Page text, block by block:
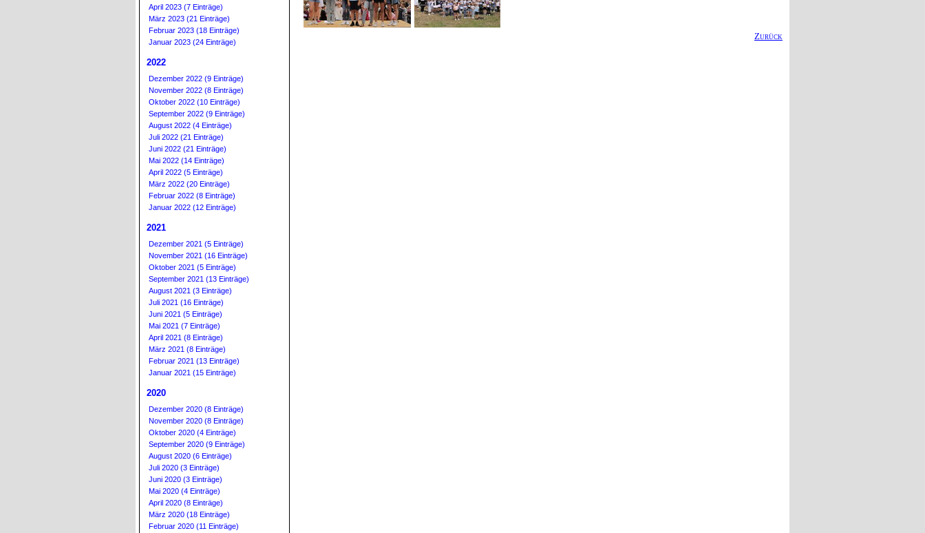
Zurück
April 2023 (7 Einträge)
März 2023 (21 Einträge)
Februar 2023 (18 Einträge)
Januar 2023 (24 Einträge)
2022
Dezember 2022 (9 Einträge)
November 2022 (8 Einträge)
Oktober 2022 (10 Einträge)
September 2022 (9 Einträge)
August 2022 (4 Einträge)
Juli 2022 (21 Einträge)
Juni 2022 (21 Einträge)
Mai 2022 (14 Einträge)
April 2022 (5 Einträge)
März 2022 (20 Einträge)
Februar 2022 (8 Einträge)
Januar 2022 (12 Einträge)
2021
Dezember 2021 (5 Einträge)
November 2021 (16 Einträge)
Oktober 2021 (5 Einträge)
September 2021 (13 Einträge)
August 2021 (3 Einträge)
Juli 2021 (16 Einträge)
Juni 2021 (5 Einträge)
Mai 2021 (7 Einträge)
April 2021 (8 Einträge)
März 2021 (8 Einträge)
Februar 2021 (13 Einträge)
Januar 2021 (15 Einträge)
2020
Dezember 2020 (8 Einträge)
November 2020 (8 Einträge)
Oktober 2020 (4 Einträge)
September 2020 (9 Einträge)
August 2020 (6 Einträge)
Juli 2020 (3 Einträge)
Juni 2020 (3 Einträge)
Mai 2020 (4 Einträge)
April 2020 (8 Einträge)
März 2020 (18 Einträge)
Februar 2020 (11 Einträge)